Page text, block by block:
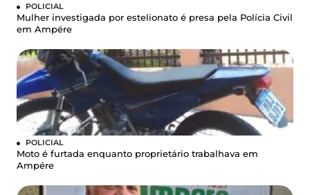
POLICIAL
Mulher investigada por estelionato é presa pela Polícia Civil
em Ampére
POLICIAL
Moto é furtada enquanto proprietário trabalhava em
Ampére